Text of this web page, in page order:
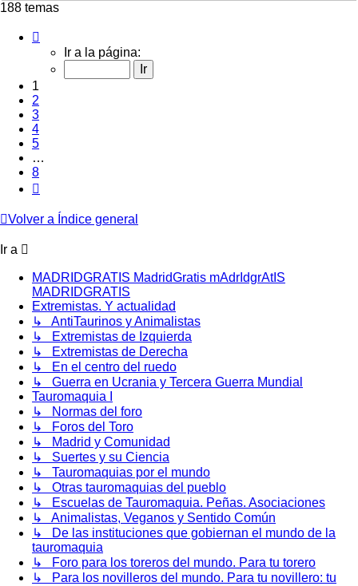
188 temas
Ir a la página:
1
2
3
4
5
…
8
Volver a Índice general
Ir a
MADRIDGRATIS MadridGratis mAdrIdgrAtIS
MADRIDGRATIS
Extremistas. Y actualidad
↳ AntiTaurinos y Animalistas
↳ Extremistas de Izquierda
↳ Extremistas de Derecha
↳ En el centro del ruedo
↳ Guerra en Ucrania y Tercera Guerra Mundial
Tauromaquia I
↳ Normas del foro
↳ Foros del Toro
↳ Madrid y Comunidad
↳ Suertes y su Ciencia
↳ Tauromaquias por el mundo
↳ Otras tauromaquias del pueblo
↳ Escuelas de Tauromaquia. Peñas. Asociaciones
↳ Animalistas, Veganos y Sentido Común
↳ De las instituciones que gobiernan el mundo de la
tauromaquia
↳ Foro para los toreros del mundo. Para tu torero
↳ Para los novilleros del mundo. Para tu novillero: tu